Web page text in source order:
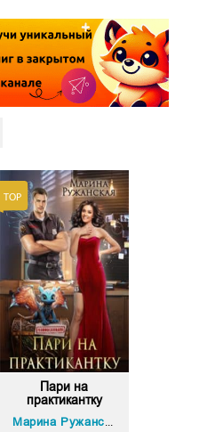
Пари на
практикантку
Марина Ружанская